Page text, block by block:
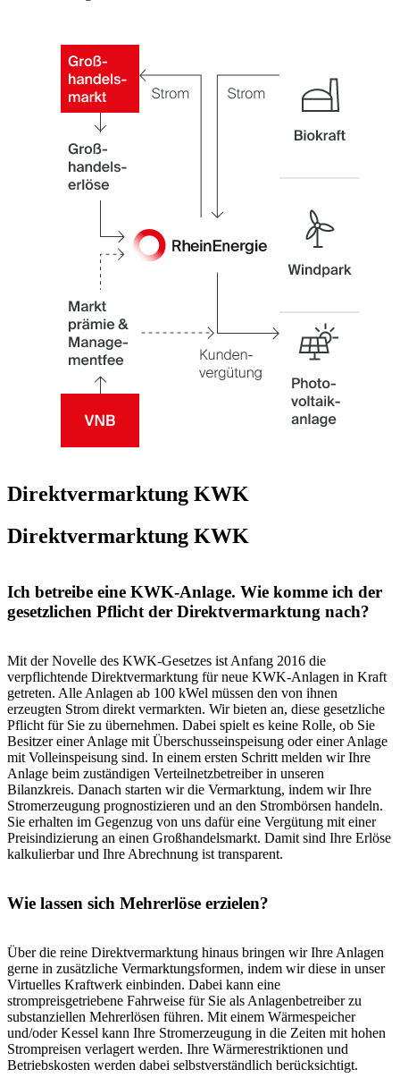
Direktvermarktung KWK
Direkt­ver­mark­tung KWK
Ich betreibe eine KWK-Anlage. Wie komme ich der
gesetzlichen Pflicht der Direktvermarktung nach?
Mit der Novelle des KWK-Gesetzes ist Anfang 2016 die
verpflichtende Direktvermarktung für neue KWK-Anlagen in Kraft
getreten. Alle Anlagen ab 100 kWel müssen den von ihnen
erzeugten Strom direkt vermarkten. Wir bieten an, diese gesetzliche
Pflicht für Sie zu übernehmen. Dabei spielt es keine Rolle, ob Sie
Besitzer einer Anlage mit Überschusseinspeisung oder einer Anlage
mit Volleinspeisung sind. In einem ersten Schritt melden wir Ihre
Anlage beim zuständigen Verteilnetzbetreiber in unseren
Bilanzkreis. Danach starten wir die Vermarktung, indem wir Ihre
Stromerzeugung prognostizieren und an den Strombörsen handeln.
Sie erhalten im Gegenzug von uns dafür eine Vergütung mit einer
Preisindizierung an einen Großhandelsmarkt. Damit sind Ihre Erlöse
kalkulierbar und Ihre Abrechnung ist transparent.
Wie lassen sich Mehrerlöse erzielen?
Über die reine Direktvermarktung hinaus bringen wir Ihre Anlagen
gerne in zusätzliche Vermarktungsformen, indem wir diese in unser
Virtuelles Kraftwerk einbinden. Dabei kann eine
strompreisgetriebene Fahrweise für Sie als Anlagenbetreiber zu
substanziellen Mehrerlösen führen. Mit einem Wärmespeicher
und/oder Kessel kann Ihre Stromerzeugung in die Zeiten mit hohen
Strompreisen verlagert werden. Ihre Wärmerestriktionen und
Betriebskosten werden dabei selbstverständlich berücksichtigt.